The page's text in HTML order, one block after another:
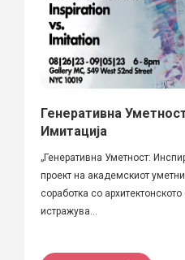
Генеративна
Имитација
„Генеративна Уметност:
проект на академскиот
соработка со
истражува...